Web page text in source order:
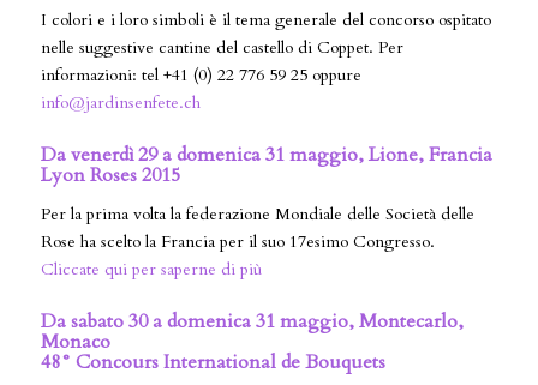
I colori e i loro simboli è il tema generale del concorso ospitato
nelle suggestive cantine del castello di Coppet. Per
informazioni: tel +41 (0) 22 776 59 25 oppure
info@jardinsenfete.ch
Da venerdì 29 a domenica 31 maggio, Lione, Francia
Lyon Roses 2015
Per la prima volta la federazione Mondiale delle Società delle
Rose ha scelto la Francia per il suo 17esimo Congresso.
Cliccate qui per saperne di più
Da sabato 30 a domenica 31 maggio, Montecarlo,
Monaco
48° Concours International de Bouquets